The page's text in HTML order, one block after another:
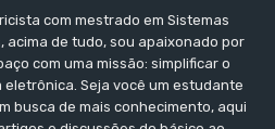
com mestrado em Sistemas
acima de tudo, sou apaixonado por
com uma missão: simplificar o
Seja você um estudante
busca de mais conhecimento, aqui